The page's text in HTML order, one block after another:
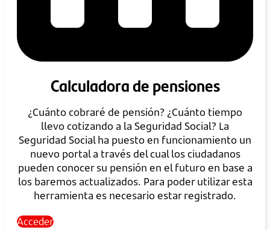
Calculadora de pensiones
¿Cuánto cobraré de pensión? ¿Cuánto tiempo
llevo cotizando a la Seguridad Social? La
Seguridad Social ha puesto en funcionamiento un
nuevo portal a través del cual los ciudadanos
pueden conocer su pensión en el futuro en base a
los baremos actualizados. Para poder utilizar esta
herramienta es necesario estar registrado.
Acceder